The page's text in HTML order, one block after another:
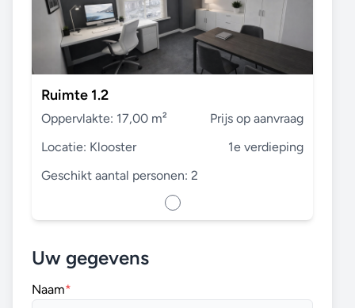
Ruimte 1.2
Oppervlakte: 17,00 m²
Prijs op aanvraag
Locatie: Klooster
1e verdieping
Geschikt aantal personen: 2
Uw gegevens
Naam*